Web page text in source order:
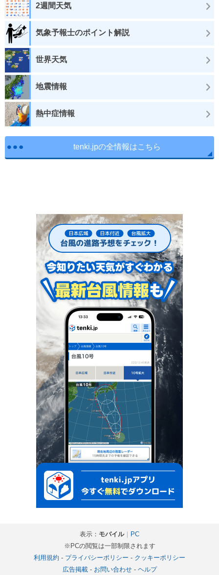
2週間天気
気象予報士のポイント解説
世界天気
地震情報
熱中症情報
tenki.jpの全情報はこちら
表示： モバイル｜ PC
※PCの閲覧は一部制限されます
利用規約 - プライバシーポリシー - クッキーポリシー
広告掲載- お問い合わせ- ヘルプ